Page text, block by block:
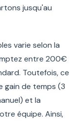
jusqu'au
varie selon la
entre 200€
Toutefois, ce
gain de temps (3
et la
équipe. Ainsi,